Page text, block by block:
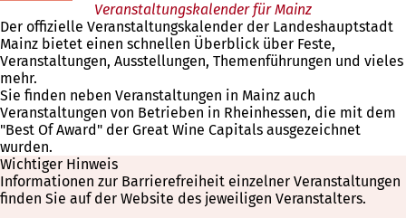
Veranstaltungskalender für Mainz
Der offizielle Veranstaltungskalender der Landeshauptstadt
Mainz bietet einen schnellen Überblick über Feste,
Veranstaltungen, Ausstellungen, Themenführungen und vieles
mehr.
Sie finden neben Veranstaltungen in Mainz auch
Veranstaltungen von Betrieben in Rheinhessen, die mit dem
"Best Of Award" der Great Wine Capitals ausgezeichnet
wurden.
Wichtiger Hinweis
Informationen zur Barrierefreiheit einzelner Veranstaltungen
finden Sie auf der Website des jeweiligen Veranstalters.